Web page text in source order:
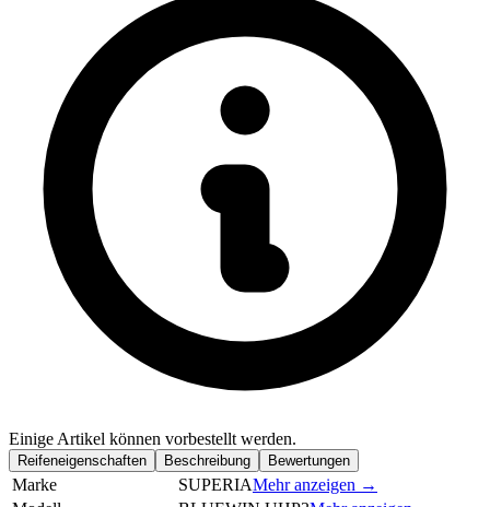
Einige Artikel können vorbestellt werden.
Reifeneigenschaften Beschreibung Bewertungen
Marke SUPERIAMehr anzeigen →